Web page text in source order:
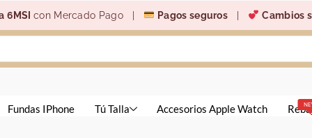
6MSIcon Mercado Pago | Pagos seguros Cambios
Fundas IPhone Tú Talla Accesorios Apple Watch